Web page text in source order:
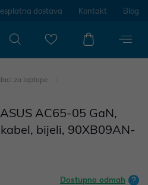
dostava Kontakt Blog
za laptope
AC65-05 GaN,
bijeli, 90XB09AN-
Dostupno odmah